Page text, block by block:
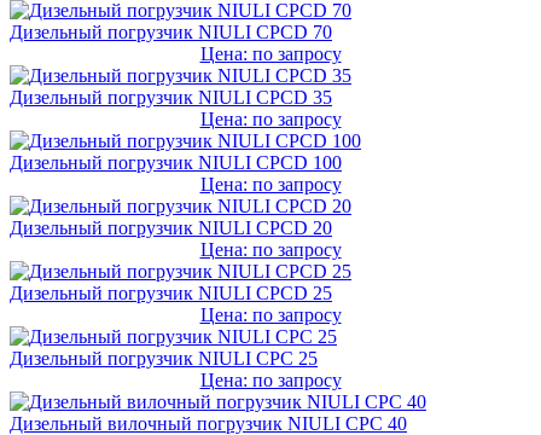
Дизельный погрузчик NIULI CPCD 70
Цена: по запросу
Дизельный погрузчик NIULI CPCD 35
Цена: по запросу
Дизельный погрузчик NIULI CPCD 100
Цена: по запросу
Дизельный погрузчик NIULI CPCD 20
Цена: по запросу
Дизельный погрузчик NIULI CPCD 25
Цена: по запросу
Дизельный погрузчик NIULI CPC 25
Цена: по запросу
Дизельный вилочный погрузчик NIULI CPC 40